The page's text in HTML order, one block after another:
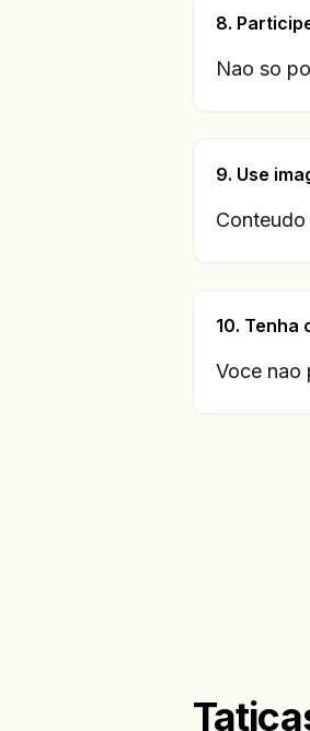
8.
Nao so
9. Use
10. Tenha
Voce nao